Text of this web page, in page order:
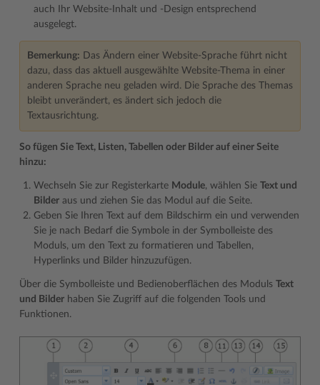
auch Ihr Website-Inhalt und -Design entsprechend
ausgelegt.
Bemerkung: Das Ändern einer Website-Sprache führt nicht
dazu, dass das aktuell ausgewählte Website-Thema in einer
anderen Sprache neu geladen wird. Die Sprache des Themas
bleibt unverändert, es ändert sich jedoch die
Textausrichtung.
So fügen Sie Text, Listen, Tabellen oder Bilder auf einer Seite
hinzu:
Wechseln Sie zur Registerkarte Module, wählen Sie Text und
Bilder aus und ziehen Sie das Modul auf die Seite.
Geben Sie Ihren Text auf dem Bildschirm ein und verwenden
Sie je nach Bedarf die Symbole in der Symbolleiste des
Moduls, um den Text zu formatieren und Tabellen,
Hyperlinks und Bilder hinzuzufügen.
Über die Symbolleiste und Bedienoberflächen des Moduls Text
und Bilder haben Sie Zugriff auf die folgenden Tools und
Funktionen.